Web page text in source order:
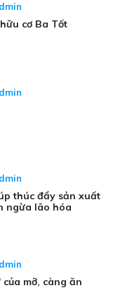
cơ Ba Tốt
thúc đẩy sản xuất
ngừa lão hóa
mỡ, càng ăn